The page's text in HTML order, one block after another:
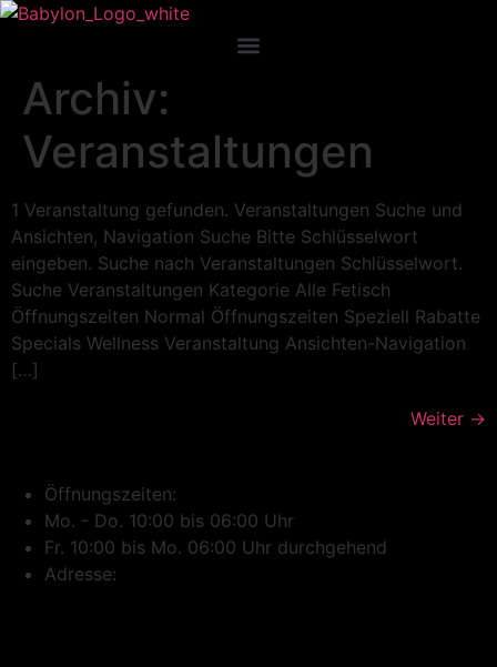
Archiv:
Veranstaltungen
1 Veranstaltung gefunden. Veranstaltungen Suche und
Ansichten, Navigation Suche Bitte Schlüsselwort
eingeben. Suche nach Veranstaltungen Schlüsselwort.
Suche Veranstaltungen Kategorie Alle Fetisch
Öffnungszeiten Normal Öffnungszeiten Speziell Rabatte
Specials Wellness Veranstaltung Ansichten-Navigation
[…]
Weiter →
Öffnungszeiten:
Mo. - Do. 10:00 bis 06:00 Uhr
Fr. 10:00 bis Mo. 06:00 Uhr durchgehend
Adresse: